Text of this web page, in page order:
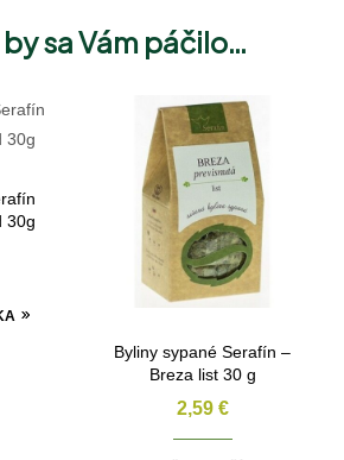
sa Vám páčilo…
30g
Byliny sypané Serafín –
Breza list 30 g
2,59 €